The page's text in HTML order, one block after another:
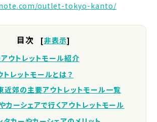
outlet-tokyo-kanto/
目次 [非表示]
ウトレットモール紹介
トレットモールとは？
近郊の主要アウトレットモール一覧
カーシェアで行くアウトレットモール